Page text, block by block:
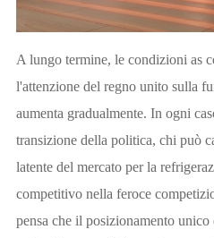
A lungo termine, le condizioni as
l'attenzione del regno unito sulla
aumenta gradualmente. In ogni
transizione della politica, chi può
latente del mercato per la
competitivo nella feroce
pensa che il posizionamento